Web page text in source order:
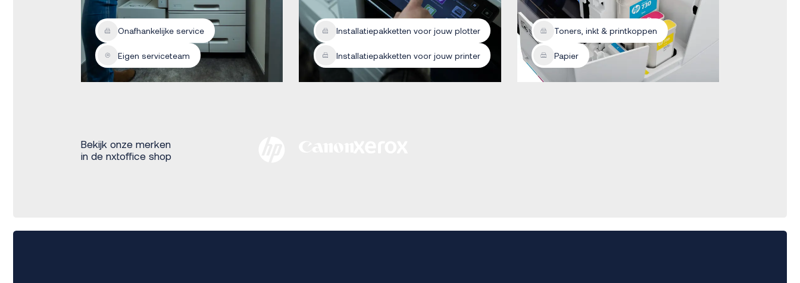
Onafhankelijke service
Eigen serviceteam
Installatiepakketten voor jouw plotter
Installatiepakketten voor jouw printer
Toners, inkt & printkoppen
Papier
Bekijk onze merken
in de nxtoffice shop